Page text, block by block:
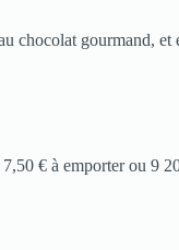
chocolat gourmand, et
€ à emporter ou 9